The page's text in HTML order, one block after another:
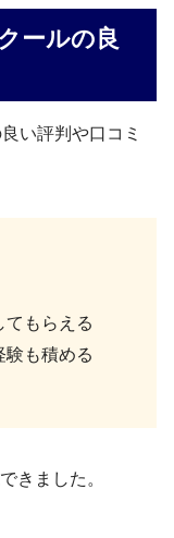
ールの良
い評判や口コミ
てもらえる
験も積める
きました。